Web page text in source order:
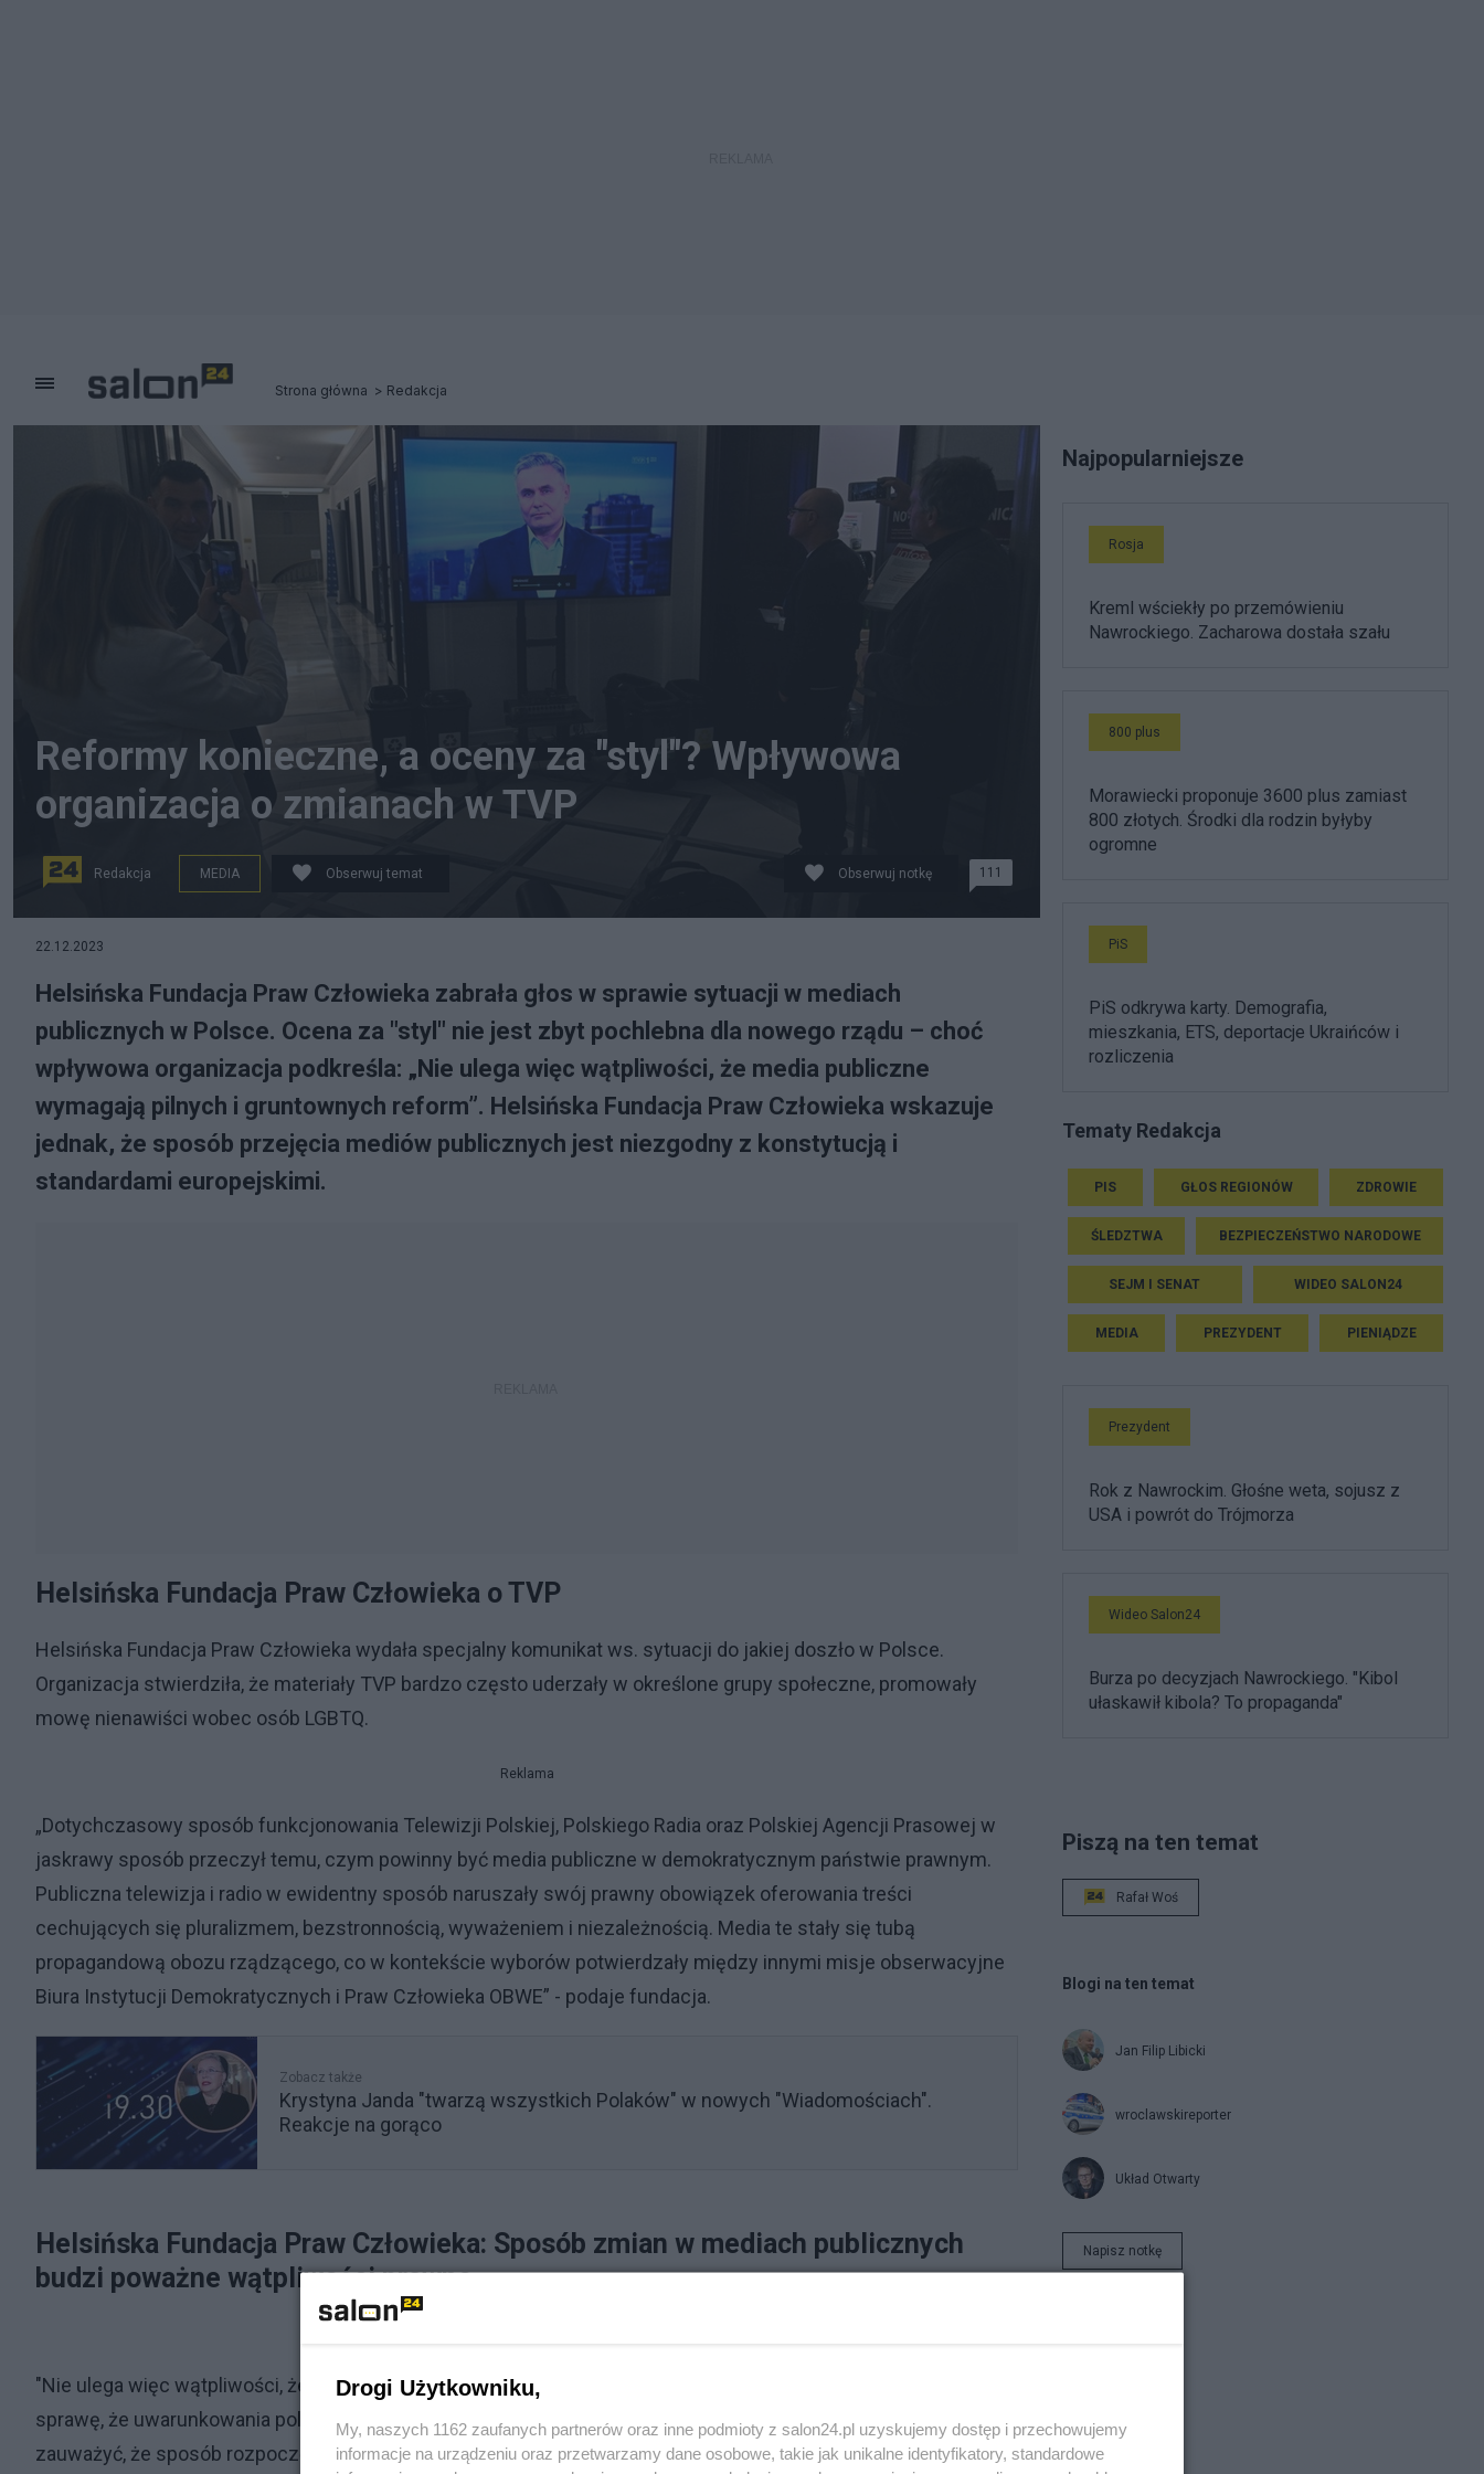
Strona główna Redakcja
Reformy konieczne, a oceny za "styl"? Wpływowa
organizacja o zmianach w TVP
Redakcja MEDIA Obserwuj temat Obserwuj notkę 111
22.12.2023
Helsińska Fundacja Praw Człowieka zabrała głos w sprawie sytuacji w mediach
publicznych w Polsce. Ocena za "styl" nie jest zbyt pochlebna dla nowego rządu – choć
wpływowa organizacja podkreśla: „Nie ulega więc wątpliwości, że media publiczne
wymagają pilnych i gruntownych reform”. Helsińska Fundacja Praw Człowieka wskazuje
jednak, że sposób przejęcia mediów publicznych jest niezgodny z konstytucją i
standardami europejskimi.
Helsińska Fundacja Praw Człowieka o TVP
Helsińska Fundacja Praw Człowieka wydała specjalny komunikat ws. sytuacji do jakiej doszło w Polsce.
Organizacja stwierdziła, że materiały TVP bardzo często uderzały w określone grupy społeczne, promowały
mowę nienawiści wobec osób LGBTQ.
Reklama
„Dotychczasowy sposób funkcjonowania Telewizji Polskiej, Polskiego Radia oraz Polskiej Agencji Prasowej w
jaskrawy sposób przeczył temu, czym powinny być media publiczne w demokratycznym państwie prawnym.
Publiczna telewizja i radio w ewidentny sposób naruszały swój prawny obowiązek oferowania treści
cechujących się pluralizmem, bezstronnością, wyważeniem i niezależnością. Media te stały się tubą
propagandową obozu rządzącego, co w kontekście wyborów potwierdzały między innymi misje obserwacyjne
Biura Instytucji Demokratycznych i Praw Człowieka OBWE” - podaje fundacja.
Zobacz także
Krystyna Janda "twarzą wszystkich Polaków" w nowych "Wiadomościach".
Reakcje na gorąco
Helsińska Fundacja Praw Człowieka: Sposób zmian w mediach publicznych
budzi poważne wątpliwości prawne
"Nie ulega więc wątpliwości, że media publiczne wymagają pilnych i gruntownych reform. Zdajemy sobie
sprawę, że uwarunkowania polityczne i prawne bardzo utrudniają takie reformy. Nie możemy jednak nie
zauważyć, że sposób rozpoczęcia zmian w mediach publicznych budzi poważne wątpliwości prawne" —
Najpopularniejsze
Rosja
Kreml wściekły po przemówieniu
Nawrockiego. Zacharowa dostała szału
800 plus
Morawiecki proponuje 3600 plus zamiast
800 złotych. Środki dla rodzin byłyby
ogromne
PiS
PiS odkrywa karty. Demografia,
mieszkania, ETS, deportacje Ukraińców i
rozliczenia
Tematy Redakcja
PIS GŁOS REGIONÓW ZDROWIE
ŚLEDZTWA BEZPIECZEŃSTWO NARODOWE
SEJM I SENAT WIDEO SALON24
MEDIA PREZYDENT PIENIĄDZE
Prezydent
Rok z Nawrockim. Głośne weta, sojusz z
USA i powrót do Trójmorza
Wideo Salon24
Burza po decyzjach Nawrockiego. "Kibol
ułaskawił kibola? To propaganda"
Piszą na ten temat
Rafał Woś
Blogi na ten temat
Jan Filip Libicki
wroclawskireporter
Układ Otwarty
Napisz notkę
Drogi Użytkowniku,
My, naszych 1162 zaufanych partnerów oraz inne podmioty z salon24.pl uzyskujemy dostęp i przechowujemy
informacje na urządzeniu oraz przetwarzamy dane osobowe, takie jak unikalne identyfikatory, standardowe